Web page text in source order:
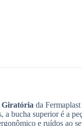
Giratória da
bucha superior é a
e ruídos ao